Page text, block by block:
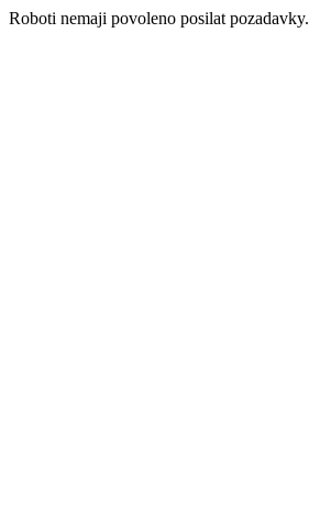
Roboti nemaji povoleno posilat pozadavky.